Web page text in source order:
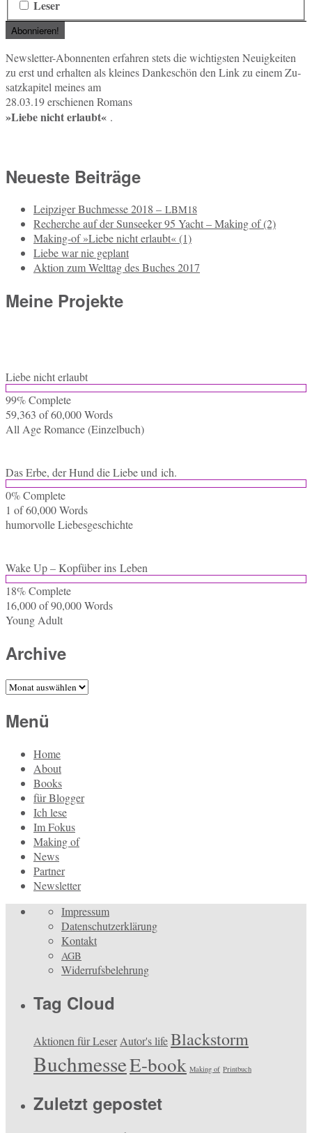
Leser
News­let­ter-Abon­nen­ten er­fah­ren stets die wich­tigs­ten Neu­ig­kei­ten
zu erst und er­hal­ten als klei­nes Dan­ke­schön den Link zu einem Zu­
satz­ka­pi­tel meines am
28.03.19 er­schie­nen Romans
»Liebe nicht er­laubt« .
Neueste Beiträge
Leipziger Buchmesse 2018 – LBM18
Recherche auf der Sunseeker 95 Yacht – Making of (2)
Making-of »Liebe nicht erlaubt« (1)
Liebe war nie geplant
Aktion zum Welttag des Buches 2017
Meine Projekte
Liebe nicht erlaubt
99% Com­ple­te
59,363 of 60,000Words
All Age Ro­mance (Ein­zel­buch)
Das Erbe, der Hund die Liebe und ich.
0% Com­ple­te
1 of 60,000Words
hu­mor­vol­le Liebesgeschichte
Wake Up – Kopf­über ins Leben
18% Com­ple­te
16,000 of 90,000Words
Young Adult
Archive
Archive
Menü
Home
About
Books
für Blogger
Ich lese
Im Fokus
Making of
News
Partner
Newsletter
Impressum
Datenschutzerklärung
Kontakt
AGB
Widerrufsbelehrung
Tag Cloud
Aktionen für LeserAutor's lifeBlackstorm
BuchmesseE-book Making of Printbuch
Zuletzt gepostet